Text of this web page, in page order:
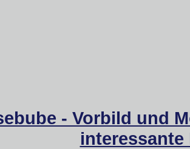
- Vorbild und